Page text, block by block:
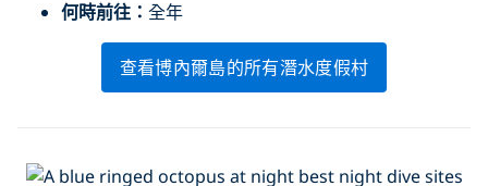
何時前往： 全年
查看博內爾島的所有潛水度假村